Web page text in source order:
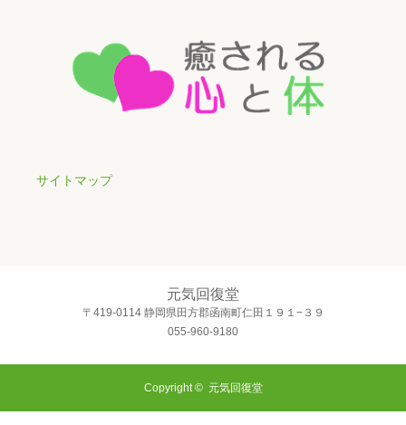
サイトマップ
元気回復堂
〒419-0114 静岡県田方郡函南町仁田１９１−３９
055-960-9180
Copyright © 元気回復堂